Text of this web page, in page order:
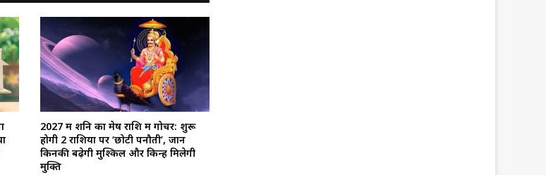
2027 में शनि का मेष राशि में गोचर: शुरू
होगी 2 राशियों पर ‘छोटी पनौती’, जानें
किनकी बढ़ेगी मुश्किलें और किन्हें मिलेगी
मुक्ति